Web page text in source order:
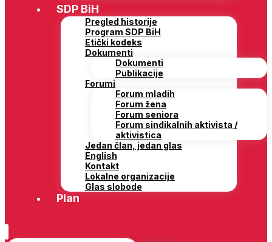
SDP BiH
Pregled historije
Program SDP BiH
Etički kodeks
Dokumenti
Dokumenti
Publikacije
Forumi
Forum mladih
Forum žena
Forum seniora
Forum sindikalnih aktivista /
aktivistica
Jedan član, jedan glas
English
Kontakt
Lokalne organizacije
Glas slobode
Plan